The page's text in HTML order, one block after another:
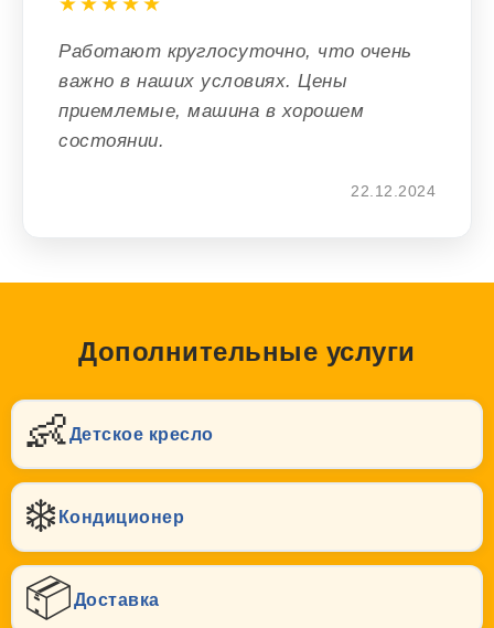
Работают круглосуточно, что очень
важно в наших условиях. Цены
приемлемые, машина в хорошем
состоянии.
22.12.2024
Дополнительные услуги
👶Детское кресло
❄️ Кондиционер
📦Доставка